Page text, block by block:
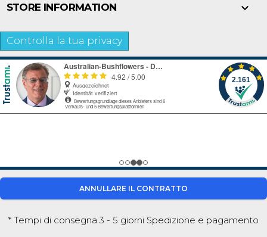
STORE INFORMATION 
Controlla la tua privacy
ANNULLARE IL CONTRATTO
* Tempi di consegna 3 - 5 giorni Spedizione e pagamento